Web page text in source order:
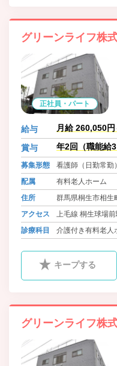
グリーンライフ株
正社員・パート
給与 月給 260,050
賞与 年2回（職能給3
募集形態
看護師（日勤常勤）
配属
有料老人ホーム
住所
群馬県桐生市相生
アクセス
上毛線 桐生球場
わたらせ渓谷線 運
診療科目 介護付き有料老人
キープする
グリーンライフ株